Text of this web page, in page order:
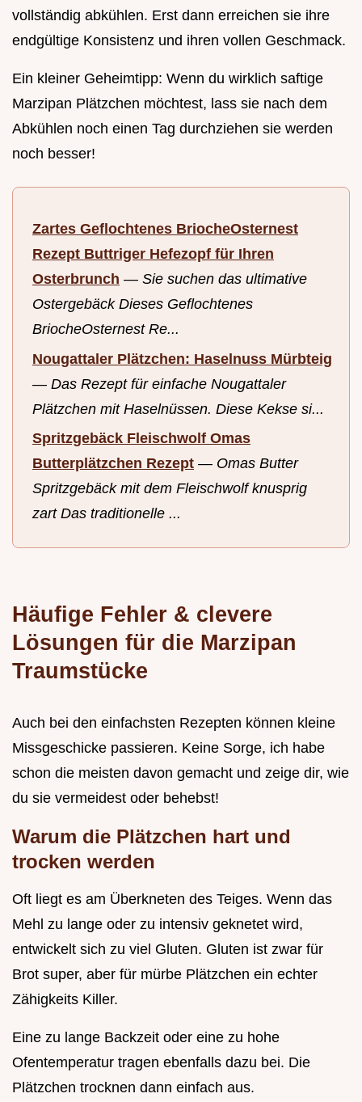
vollständig abkühlen. Erst dann erreichen sie ihre
endgültige Konsistenz und ihren vollen Geschmack.
Ein kleiner Geheimtipp: Wenn du wirklich saftige
Marzipan Plätzchen möchtest, lass sie nach dem
Abkühlen noch einen Tag durchziehen sie werden
noch besser!
Zartes Geflochtenes BriocheOsternest
Rezept Buttriger Hefezopf für Ihren
Osterbrunch — Sie suchen das ultimative
Ostergebäck Dieses Geflochtenes
BriocheOsternest Re...
Nougattaler Plätzchen: Haselnuss Mürbteig
— Das Rezept für einfache Nougattaler
Plätzchen mit Haselnüssen. Diese Kekse si...
Spritzgebäck Fleischwolf Omas
Butterplätzchen Rezept — Omas Butter
Spritzgebäck mit dem Fleischwolf knusprig
zart Das traditionelle ...
Häufige Fehler & clevere
Lösungen für die Marzipan
Traumstücke
Auch bei den einfachsten Rezepten können kleine
Missgeschicke passieren. Keine Sorge, ich habe
schon die meisten davon gemacht und zeige dir, wie
du sie vermeidest oder behebst!
Warum die Plätzchen hart und
trocken werden
Oft liegt es am Überkneten des Teiges. Wenn das
Mehl zu lange oder zu intensiv geknetet wird,
entwickelt sich zu viel Gluten. Gluten ist zwar für
Brot super, aber für mürbe Plätzchen ein echter
Zähigkeits Killer.
Eine zu lange Backzeit oder eine zu hohe
Ofentemperatur tragen ebenfalls dazu bei. Die
Plätzchen trocknen dann einfach aus.